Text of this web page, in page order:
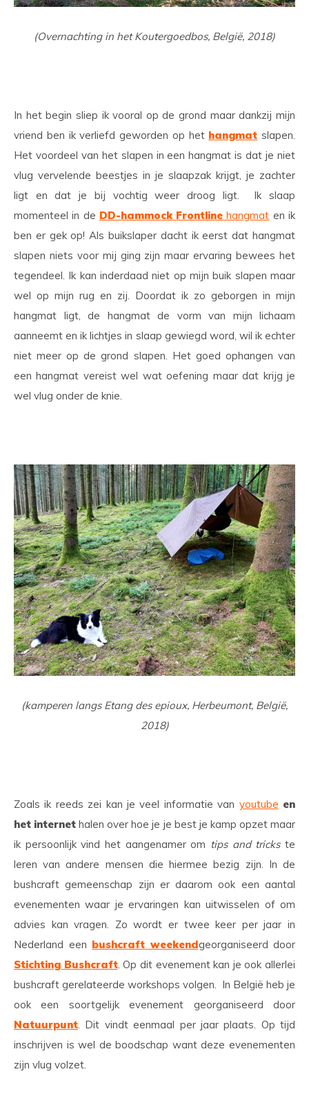
(Overnachting in het Koutergoedbos, België, 2018)
In het begin sliep ik vooral op de grond maar dankzij mijn
vriend ben ik verliefd geworden op het hangmat slapen.
Het voordeel van het slapen in een hangmat is dat je niet
vlug vervelende beestjes in je slaapzak krijgt, je zachter
ligt en dat je bij vochtig weer droog ligt. Ik slaap
momenteel in de DD-hammock Frontline hangmat en ik
ben er gek op! Als buikslaper dacht ik eerst dat hangmat
slapen niets voor mij ging zijn maar ervaring bewees het
tegendeel. Ik kan inderdaad niet op mijn buik slapen maar
wel op mijn rug en zij. Doordat ik zo geborgen in mijn
hangmat ligt, de hangmat de vorm van mijn lichaam
aanneemt en ik lichtjes in slaap gewiegd word, wil ik echter
niet meer op de grond slapen. Het goed ophangen van
een hangmat vereist wel wat oefening maar dat krijg je
wel vlug onder de knie.
(kamperen langs Etang des epioux, Herbeumont, België,
2018)
Zoals ik reeds zei kan je veel informatie van youtube en
het internet halen over hoe je je best je kamp opzet maar
ik persoonlijk vind het aangenamer om tips and tricks te
leren van andere mensen die hiermee bezig zijn. In de
bushcraft gemeenschap zijn er daarom ook een aantal
evenementen waar je ervaringen kan uitwisselen of om
advies kan vragen. Zo wordt er twee keer per jaar in
Nederland een bushcraft weekendgeorganiseerd door
Stichting Bushcraft. Op dit evenement kan je ook allerlei
bushcraft gerelateerde workshops volgen. In België heb je
ook een soortgelijk evenement georganiseerd door
Natuurpunt . Dit vindt eenmaal per jaar plaats. Op tijd
inschrijven is wel de boodschap want deze evenementen
zijn vlug volzet.